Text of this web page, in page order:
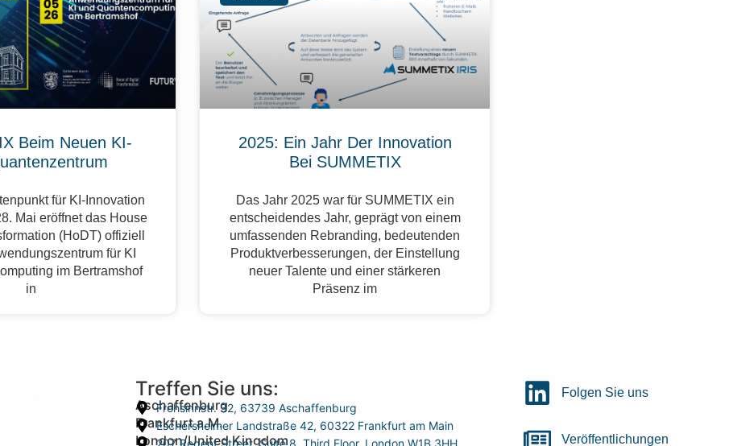
Beim Neuen KI-
für KI-Innovation
Mai eröffnet das House
(HoDT) offiziell
für KI
im Bertramshof
in
2025: Ein Jahr Der Innovation
Bei SUMMETIX
Das Jahr 2025 war für SUMMETIX ein
entscheidendes Jahr, geprägt von einem
umfassenden Rebranding, bedeutenden
Produktverbesserungen, der Einstellung
neuer Talente und einer stärkeren
Präsenz im
Treffen Sie uns:
Aschaffenburg
Frohsinnstr. 32, 63739 Aschaffenburg
Frankfurt a.M.
Eschersheimer Landstraße 42, 60322 Frankfurt am Main
London/United Kingdom
Folgen Sie uns
Veröffentlichungen